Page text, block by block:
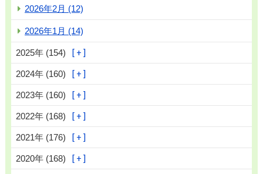
2026年2月 (12)
2026年1月 (14)
2025年 (154)
2024年 (160)
2023年 (160)
2022年 (168)
2021年 (176)
2020年 (168)